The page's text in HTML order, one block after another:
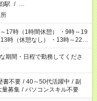
)駅 / …
時（休憩なし） ・13時～22時
～6時（休憩なし） ※案件
なるべく希望シフトに合うよ
間・日程で勤務してくださ
書不要 / 40～50代活躍中 / 副
量募集 / パソコンスキル不要